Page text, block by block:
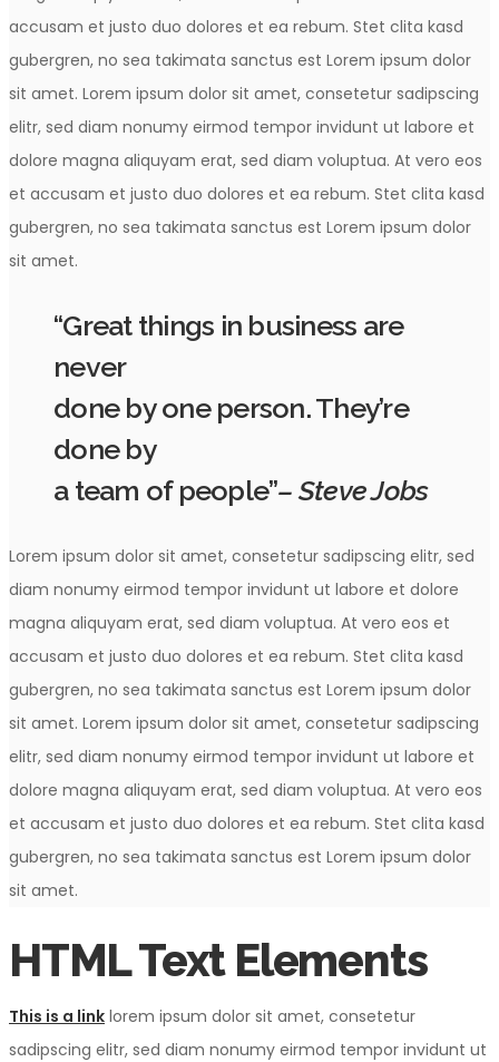
accusam et justo duo dolores et ea rebum. Stet clita kasd
gubergren, no sea takimata sanctus est Lorem ipsum dolor
sit amet. Lorem ipsum dolor sit amet, consetetur sadipscing
elitr, sed diam nonumy eirmod tempor invidunt ut labore et
dolore magna aliquyam erat, sed diam voluptua. At vero eos
et accusam et justo duo dolores et ea rebum. Stet clita kasd
gubergren, no sea takimata sanctus est Lorem ipsum dolor
sit amet.
“Great things in business are
never
done by one person. They’re
done by
a team of people”– Steve Jobs
Lorem ipsum dolor sit amet, consetetur sadipscing elitr, sed
diam nonumy eirmod tempor invidunt ut labore et dolore
magna aliquyam erat, sed diam voluptua. At vero eos et
accusam et justo duo dolores et ea rebum. Stet clita kasd
gubergren, no sea takimata sanctus est Lorem ipsum dolor
sit amet. Lorem ipsum dolor sit amet, consetetur sadipscing
elitr, sed diam nonumy eirmod tempor invidunt ut labore et
dolore magna aliquyam erat, sed diam voluptua. At vero eos
et accusam et justo duo dolores et ea rebum. Stet clita kasd
gubergren, no sea takimata sanctus est Lorem ipsum dolor
sit amet.
HTML Text Elements
This is a link lorem ipsum dolor sit amet, consetetur
sadipscing elitr, sed diam nonumy eirmod tempor invidunt ut